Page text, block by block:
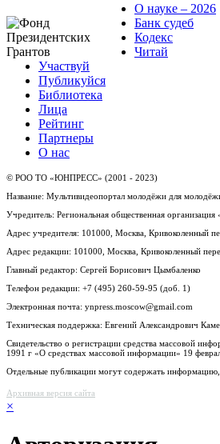
О науке – 2026
Банк судеб
Кодекс
Читай
Участвуй
Публикуйся
Библиотека
Лица
Рейтинг
Партнеры
О нас
© РОО ТО «ЮНПРЕСС» (2001 - 2023)
Название: Мультивидеопортал молодёжи для
Учредитель: Региональная общественная
Адрес учредителя: 101000, Москва, Кривоколенный
Адрес редакции: 101000, Москва, Кривоколенный
Главный редактор: Сергей Борисович Цымбаленко
Телефон редакции: +7 (495) 260-59-95 (доб. 1)
Электронная почта: ynpress.moscow@gmail.com
Техническая поддержка: Евгений Александрович
Свидетельство о регистрации средства массовой
1991 г «О средствах массовой информации» 19
Отдельные публикации могут содержать
Архивная версия сайта
×